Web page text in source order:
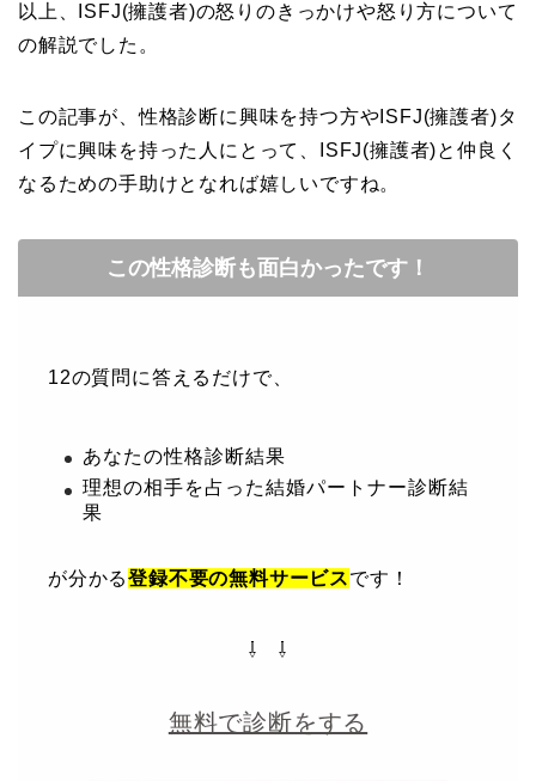
以上、ISFJ(擁護者)の怒りのきっかけや怒り方について
の解説でした。
この記事が、性格診断に興味を持つ方やISFJ(擁護者)タ
イプに興味を持った人にとって、ISFJ(擁護者)と仲良く
なるための手助けとなれば嬉しいですね。
この性格診断も面白かったです！
12の質問に答えるだけで、
あなたの性格診断結果
理想の相手を占った結婚パートナー診断結
果
が分かる登録不要の無料サービスです！
⇩ ⇩
無料で診断をする